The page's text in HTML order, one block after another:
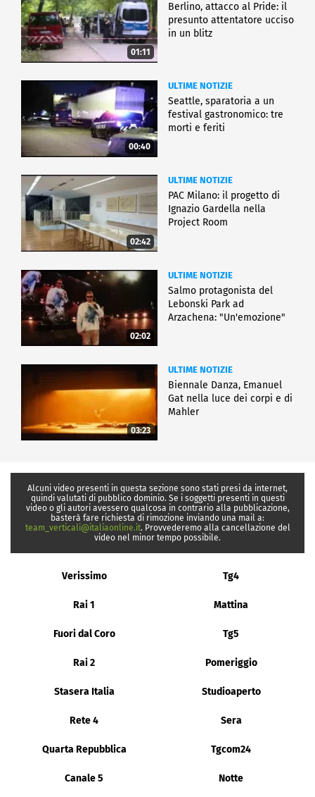
01:11
Berlino, attacco al Pride: il
presunto attentatore ucciso
in un blitz
00:40
ULTIME NOTIZIE
Seattle, sparatoria a un
festival gastronomico: tre
morti e feriti
02:42
ULTIME NOTIZIE
PAC Milano: il progetto di
Ignazio Gardella nella
Project Room
02:02
ULTIME NOTIZIE
Salmo protagonista del
Lebonski Park ad
Arzachena: "Un'emozione"
03:23
ULTIME NOTIZIE
Biennale Danza, Emanuel
Gat nella luce dei corpi e di
Mahler
Alcuni video presenti in questa sezione sono stati presi da internet,
quindi valutati di pubblico dominio. Se i soggetti presenti in questi
video o gli autori avessero qualcosa in contrario alla pubblicazione,
basterà fare richiesta di rimozione inviando una mail a:
team_verticali@italiaonline.it. Provvederemo alla cancellazione del
video nel minor tempo possibile.
Verissimo Tg4
Rai 1 Mattina
Fuori dal Coro Tg5
Rai 2 Pomeriggio
Stasera Italia Studioaperto
Rete 4 Sera
Quarta Repubblica Tgcom24
Canale 5 Notte